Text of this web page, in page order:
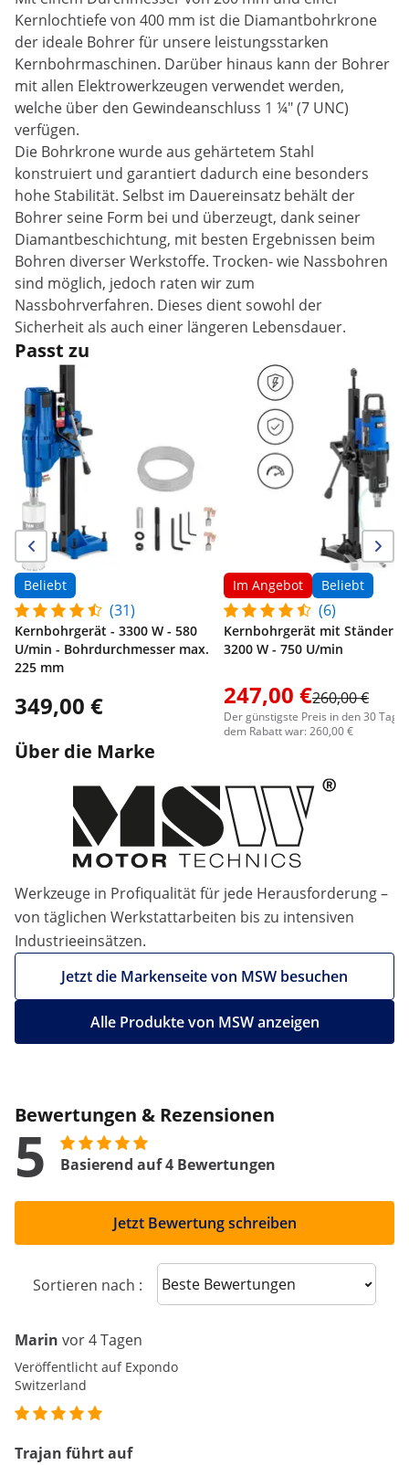
Kernlochtiefe von 400 mm ist die Diamantbohrkrone
der ideale Bohrer für unsere leistungsstarken
Kernbohrmaschinen. Darüber hinaus kann der Bohrer
mit allen Elektrowerkzeugen verwendet werden,
welche über den Gewindeanschluss 1 ¼" (7 UNC)
verfügen.
Die Bohrkrone wurde aus gehärtetem Stahl
konstruiert und garantiert dadurch eine besonders
hohe Stabilität. Selbst im Dauereinsatz behält der
Bohrer seine Form bei und überzeugt, dank seiner
Diamantbeschichtung, mit besten Ergebnissen beim
Bohren diverser Werkstoffe. Trocken- wie Nassbohren
sind möglich, jedoch raten wir zum
Nassbohrverfahren. Dieses dient sowohl der
Sicherheit als auch einer längeren Lebensdauer.
Passt zu
Beliebt
(31)
Kernbohrgerät - 3300 W - 580
U/min - Bohrdurchmesser max.
225 mm
349,00 €
Im Angebot Beliebt
(6)
Kernbohrgerät mit Ständer -
3200 W - 750 U/min
247,00 €260,00 €
Der günstigste Preis in den 30
dem Rabatt war: 260,00 €
Über die Marke
Werkzeuge in Profiqualität für jede Herausforderung –
von täglichen Werkstattarbeiten bis zu intensiven
Industrieeinsätzen.
Jetzt die Markenseite von MSW besuchen
Alle Produkte von MSW anzeigen
Bewertungen & Rezensionen
5 Basierend auf 4 Bewertungen
Jetzt Bewertung schreiben
Sortieren nach : Sort reviews
Marin vor 4 Tagen
Veröffentlicht auf Expondo
Switzerland
Trajan führt auf